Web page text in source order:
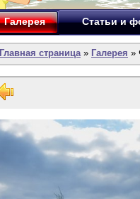
Галерея Статьи и
Главная страница» Галерея »